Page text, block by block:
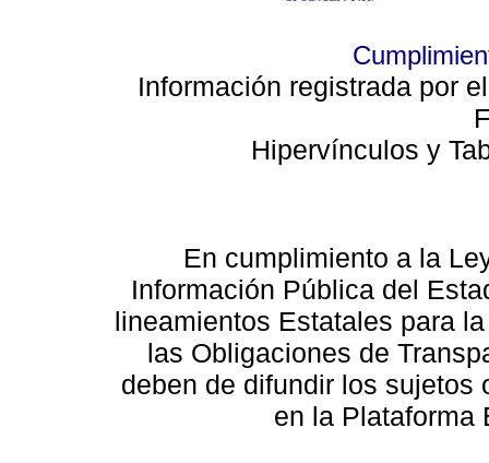
Información registrada por
Hipervínculos y
En cumplimiento a la
Información Pública del
lineamientos Estatales para
las Obligaciones de
deben de difundir los sujetos
en la Plataforma